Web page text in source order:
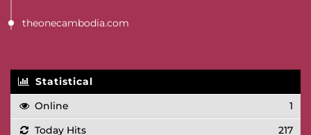
theonecambodia.com
Statistical
Online
1
Today Hits
217